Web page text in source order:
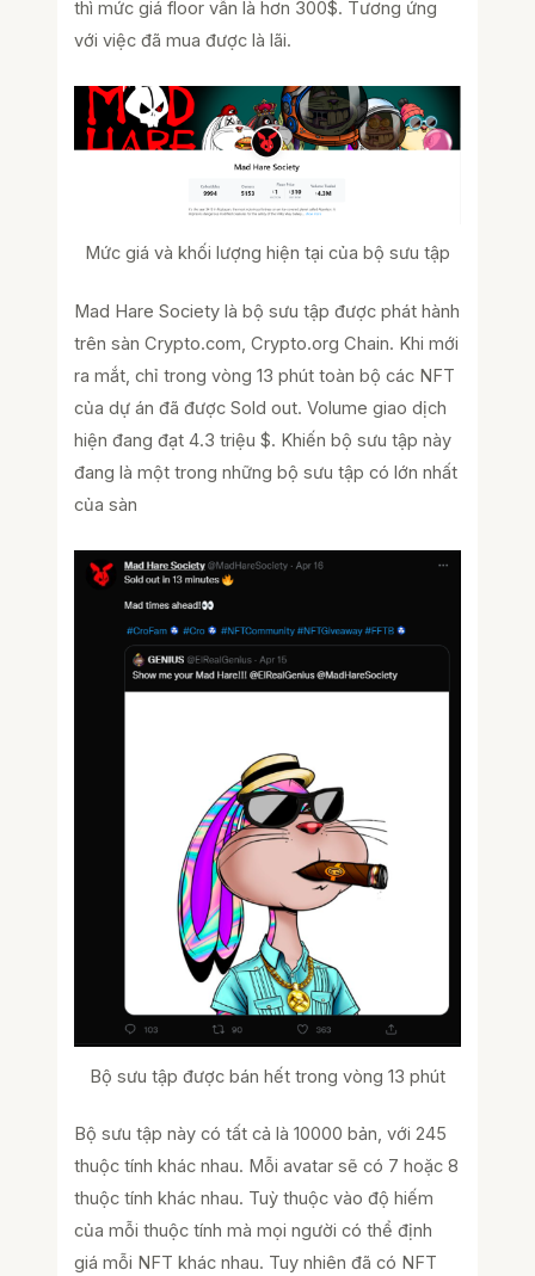
thì mức giá floor vẫn là hơn 300$. Tương ứng
với việc đã mua được là lãi.
Mức giá và khối lượng hiện tại của bộ sưu tập
Mad Hare Society là bộ sưu tập được phát hành
trên sàn Crypto.com, Crypto.org Chain. Khi mới
ra mắt, chỉ trong vòng 13 phút toàn bộ các NFT
của dự án đã được Sold out. Volume giao dịch
hiện đang đạt 4.3 triệu $. Khiến bộ sưu tập này
đang là một trong những bộ sưu tập có lớn nhất
của sàn
Bộ sưu tập được bán hết trong vòng 13 phút
Bộ sưu tập này có tất cả là 10000 bản, với 245
thuộc tính khác nhau. Mỗi avatar sẽ có 7 hoặc 8
thuộc tính khác nhau. Tuỳ thuộc vào độ hiếm
của mỗi thuộc tính mà mọi người có thể định
giá mỗi NFT khác nhau. Tuy nhiên đã có NFT